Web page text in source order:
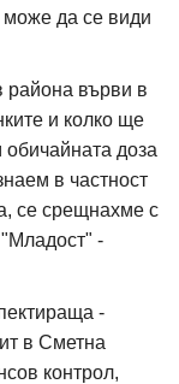
може да се види
района върви в
и колко ще
доза
в частност
се срещнахме с
"Младост" -
-
в Сметна
контрол,